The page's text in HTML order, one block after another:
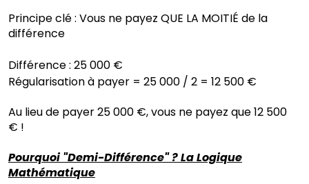
Principe clé : Vous ne payez QUE LA MOITIÉ de la
différence
Différence : 25 000 €
Régularisation à payer = 25 000 / 2 = 12 500 €
Au lieu de payer 25 000 €, vous ne payez que 12 500
€ !
Pourquoi "Demi-Différence" ? La Logique
Mathématique